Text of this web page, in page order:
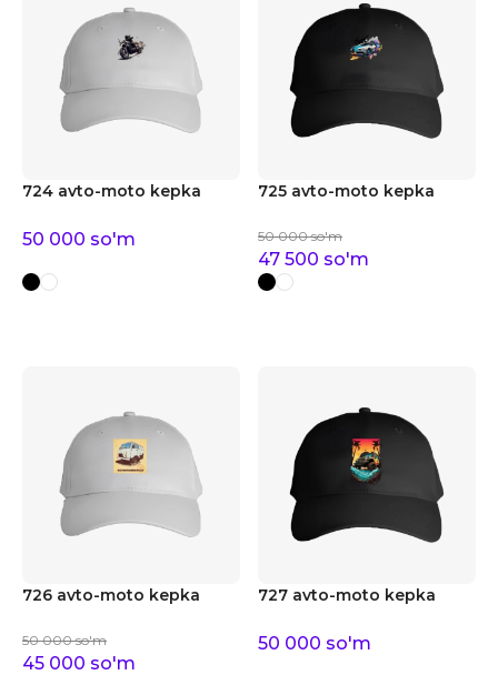
724 avto-moto kepka
50 000 so'm
725 avto-moto kepka
50 000 so'm
47 500 so'm
726 avto-moto kepka
50 000 so'm
45 000 so'm
727 avto-moto kepka
50 000 so'm